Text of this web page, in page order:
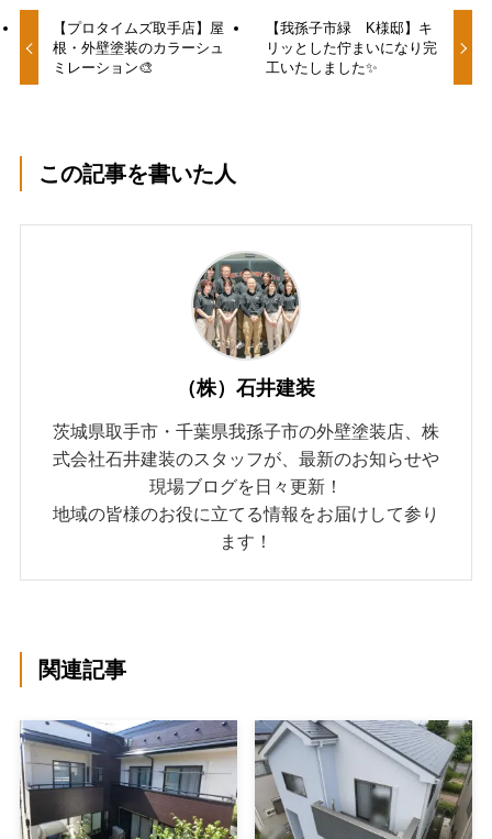
【プロタイムズ取手店】屋
根・外壁塗装のカラーシュ
ミレーション🎨
【我孫子市緑 K様邸】キ
リッとした佇まいになり完
工いたしました✨
この記事を書いた人
（株）石井建装
茨城県取手市・千葉県我孫子市の外壁塗装店、株
式会社石井建装のスタッフが、最新のお知らせや
現場ブログを日々更新！
地域の皆様のお役に立てる情報をお届けして参り
ます！
関連記事